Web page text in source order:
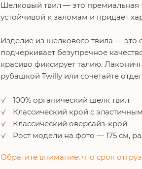
Шелковый твил — это премиальная
устойчивой к заломам и придает
Изделие из шелкового твила —
подчеркивает безупречное
красиво фиксирует талию.
рубашкой Twilly или сочетайте
100% органический шелк твил
Классический крой с
Классический оверсайз-крой
Рост модели на фото — 175 см,
Обратите внимание, что срок